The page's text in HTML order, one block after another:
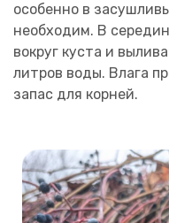
особенно в
необходим. В
вокруг куста и
литров воды. Влага
запас для корней.